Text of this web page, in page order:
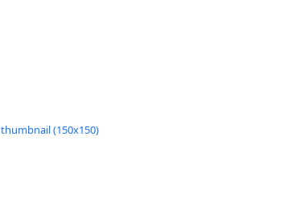
thumbnail (150x150)